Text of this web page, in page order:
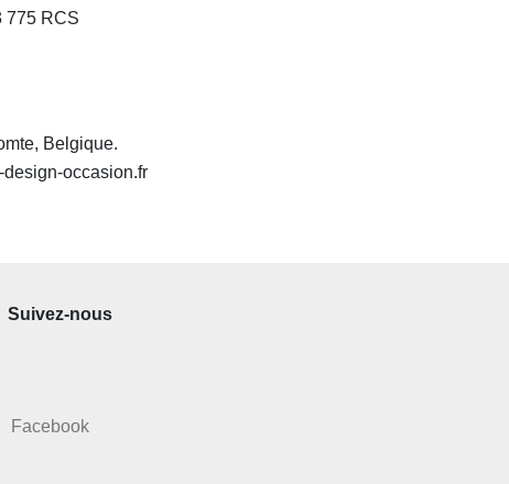
775 RCS
Belgique.
design-occasion.fr
Suivez-nous
Facebook